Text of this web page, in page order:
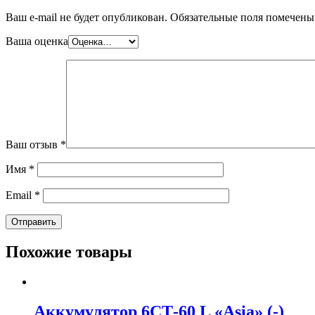
Ваш e-mail не будет опубликован. Обязательные поля
Ваша оценка
Ваш отзыв *
Имя *
Email *
Похожие товары